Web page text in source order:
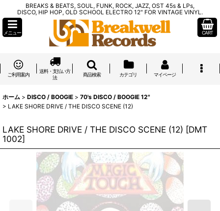
BREAKS & BEATS, SOUL, FUNK, ROCK, JAZZ, OST 45s & LPs,
DISCO, HIP HOP, OLD SCHOOL ELECTRO 12" FOR VINTAGE VINYL.
メニュー CART
ご利用案内
送料・支払い方
法
商品検索 カテゴリ マイページ
ホーム > DISCO / BOOGIE > 70's DISCO / BOOGIE 12"
> LAKE SHORE DRIVE / THE DISCO SCENE (12)
LAKE SHORE DRIVE / THE DISCO SCENE (12) [DMT
1002]